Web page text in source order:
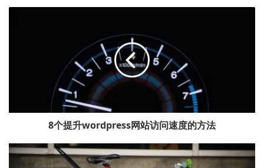
问
的
8个提升wordpress网站访问速度的方法
5